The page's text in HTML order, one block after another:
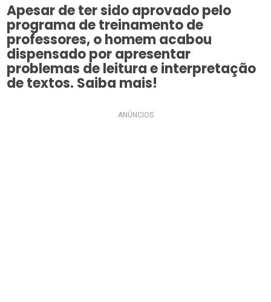
Apesar de ter sido aprovado pelo
programa de treinamento de
professores, o homem acabou
dispensado por apresentar
problemas de leitura e interpretação
de textos. Saiba mais!
ANÚNCIOS